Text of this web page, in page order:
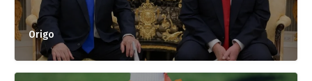
Origo